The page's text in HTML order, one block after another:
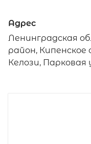
Адрес
Ленинградская
район, Кипенское
Келози, Парковая